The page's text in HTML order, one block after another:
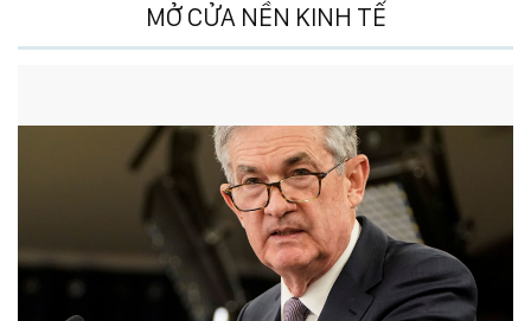
MỞ CỬA NỀN KINH TẾ